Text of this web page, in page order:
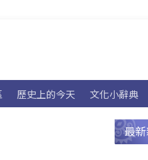
歷史上的今天 文化小辭典
最